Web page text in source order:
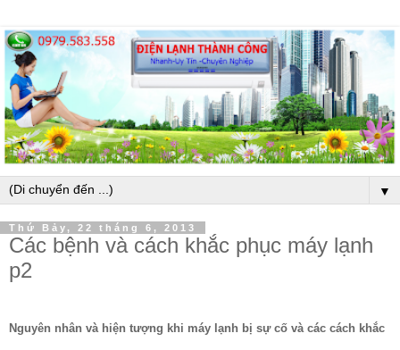
▼
Thứ Bảy, 22 tháng 6, 2013
Các bệnh và cách khắc phục máy lạnh
p2
Nguyên nhân và hiện tượng khi máy lạnh bị sự cố và các cách khắc